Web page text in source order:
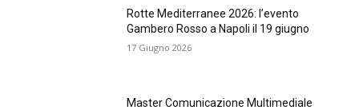
Rotte Mediterranee 2026: l’evento
Gambero Rosso a Napoli il 19 giugno
17 Giugno 2026
Master Comunicazione Multimediale